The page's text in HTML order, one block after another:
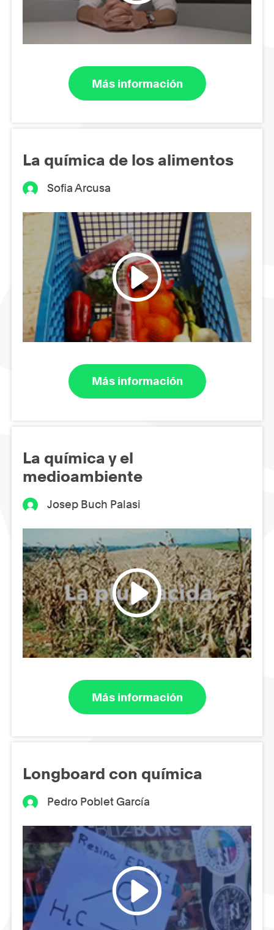
Más información
La química de los alimentos
Sofia Arcusa
Más información
La química y el
medioambiente
Josep Buch Palasi
Más información
Longboard con química
Pedro Poblet García